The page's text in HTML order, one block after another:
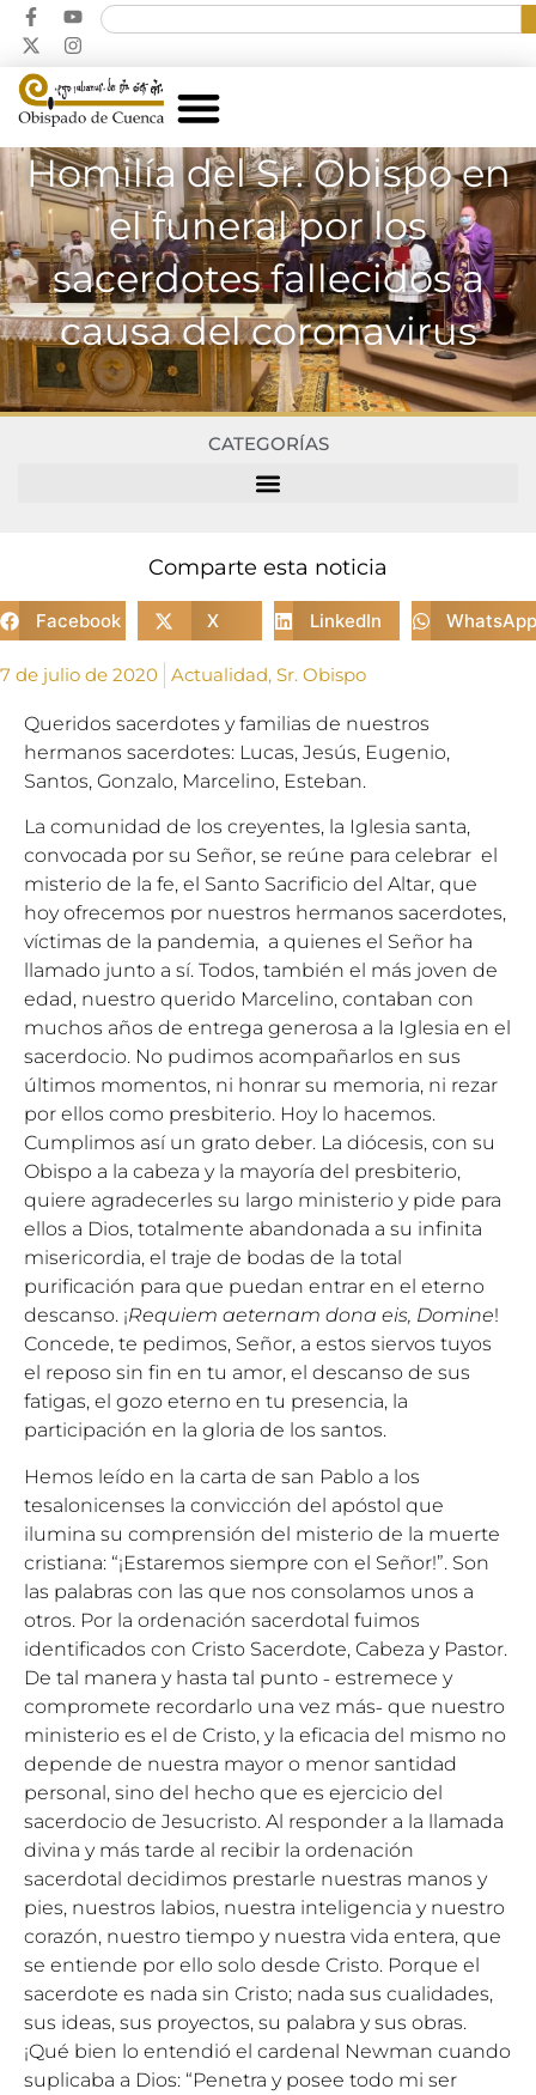
Homilía del Sr. Obispo en
el funeral por los
sacerdotes fallecidos a
causa del coronavirus
CATEGORÍAS
Comparte esta noticia
Facebook X LinkedIn WhatsApp
7 de julio de 2020 Actualidad, Sr. Obispo
Queridos sacerdotes y familias de nuestros
hermanos sacerdotes: Lucas, Jesús, Eugenio,
Santos, Gonzalo, Marcelino, Esteban.
La comunidad de los creyentes, la Iglesia santa,
convocada por su Señor, se reúne para celebrar el
misterio de la fe, el Santo Sacrificio del Altar, que
hoy ofrecemos por nuestros hermanos sacerdotes,
víctimas de la pandemia, a quienes el Señor ha
llamado junto a sí. Todos, también el más joven de
edad, nuestro querido Marcelino, contaban con
muchos años de entrega generosa a la Iglesia en el
sacerdocio. No pudimos acompañarlos en sus
últimos momentos, ni honrar su memoria, ni rezar
por ellos como presbiterio. Hoy lo hacemos.
Cumplimos así un grato deber. La diócesis, con su
Obispo a la cabeza y la mayoría del presbiterio,
quiere agradecerles su largo ministerio y pide para
ellos a Dios, totalmente abandonada a su infinita
misericordia, el traje de bodas de la total
purificación para que puedan entrar en el eterno
descanso. ¡Requiem aeternam dona eis, Domine!
Concede, te pedimos, Señor, a estos siervos tuyos
el reposo sin fin en tu amor, el descanso de sus
fatigas, el gozo eterno en tu presencia, la
participación en la gloria de los santos.
Hemos leído en la carta de san Pablo a los
tesalonicenses la convicción del apóstol que
ilumina su comprensión del misterio de la muerte
cristiana: “¡Estaremos siempre con el Señor!”. Son
las palabras con las que nos consolamos unos a
otros. Por la ordenación sacerdotal fuimos
identificados con Cristo Sacerdote, Cabeza y Pastor.
De tal manera y hasta tal punto ˗ estremece y
compromete recordarlo una vez más˗ que nuestro
ministerio es el de Cristo, y la eficacia del mismo no
depende de nuestra mayor o menor santidad
personal, sino del hecho que es ejercicio del
sacerdocio de Jesucristo. Al responder a la llamada
divina y más tarde al recibir la ordenación
sacerdotal decidimos prestarle nuestras manos y
pies, nuestros labios, nuestra inteligencia y nuestro
corazón, nuestro tiempo y nuestra vida entera, que
se entiende por ello solo desde Cristo. Porque el
sacerdote es nada sin Cristo; nada sus cualidades,
sus ideas, sus proyectos, su palabra y sus obras.
¡Qué bien lo entendió el cardenal Newman cuando
suplicaba a Dios: “Penetra y posee todo mi ser